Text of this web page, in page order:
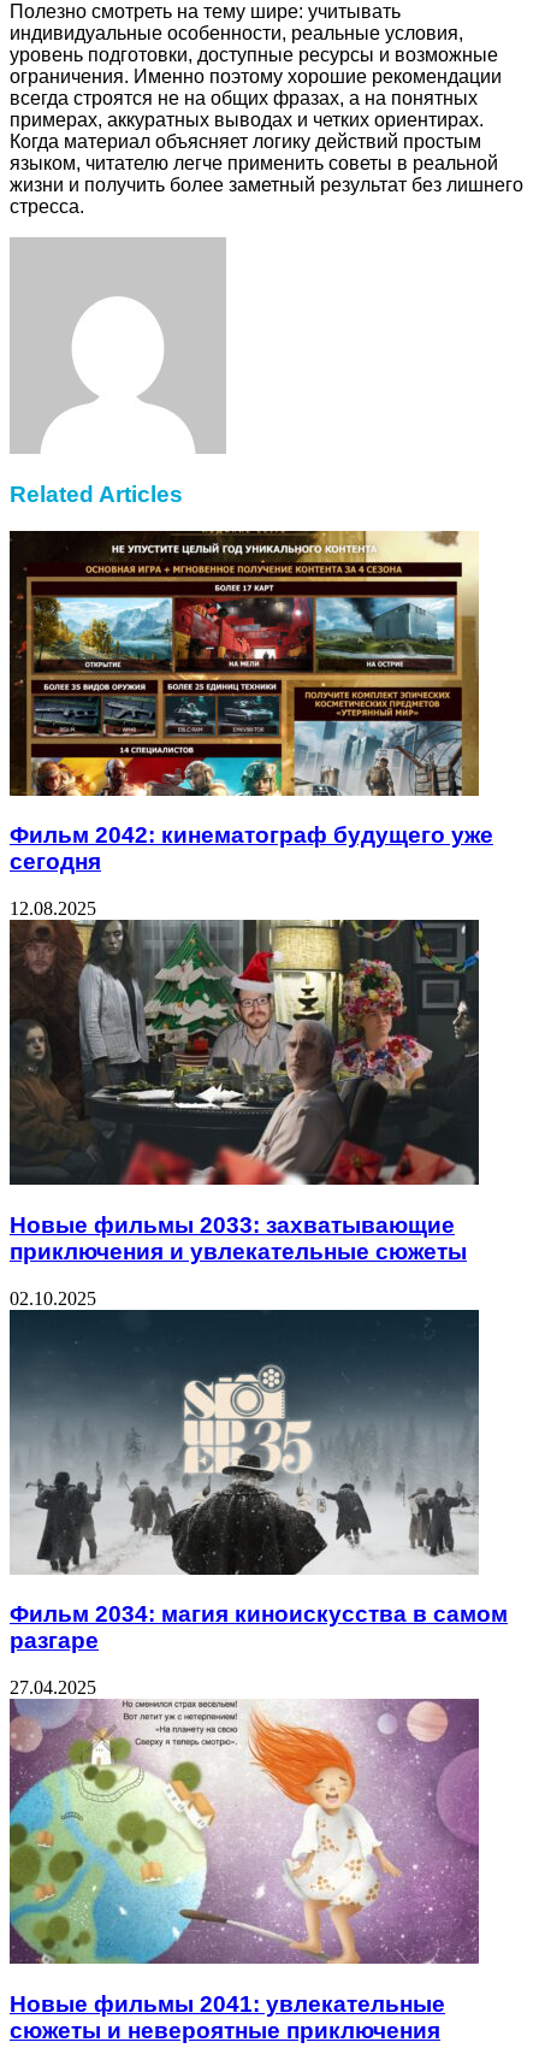
Полезно смотреть на тему шире: учитывать
индивидуальные особенности, реальные условия,
уровень подготовки, доступные ресурсы и возможные
ограничения. Именно поэтому хорошие рекомендации
всегда строятся не на общих фразах, а на понятных
примерах, аккуратных выводах и четких ориентирах.
Когда материал объясняет логику действий простым
языком, читателю легче применить советы в реальной
жизни и получить более заметный результат без лишнего
стресса.
Related Articles
Фильм 2042: кинематограф будущего уже
сегодня
12.08.2025
Новые фильмы 2033: захватывающие
приключения и увлекательные сюжеты
02.10.2025
Фильм 2034: магия киноискусства в самом
разгаре
27.04.2025
Новые фильмы 2041: увлекательные
сюжеты и невероятные приключения